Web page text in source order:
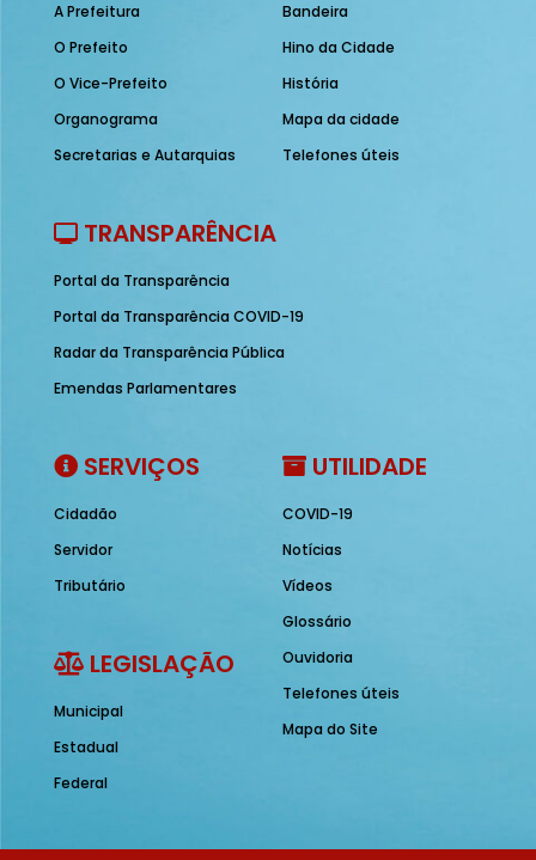
A Prefeitura
O Prefeito
O Vice-Prefeito
Organograma
Secretarias e Autarquias
Bandeira
Hino da Cidade
História
Mapa da cidade
Telefones úteis
TRANSPARÊNCIA
Portal da Transparência
Portal da Transparência COVID-19
Radar da Transparência Pública
Emendas Parlamentares
SERVIÇOS
Cidadão
Servidor
Tributário
LEGISLAÇÃO
Municipal
Estadual
Federal
UTILIDADE
COVID-19
Notícias
Vídeos
Glossário
Ouvidoria
Telefones úteis
Mapa do Site